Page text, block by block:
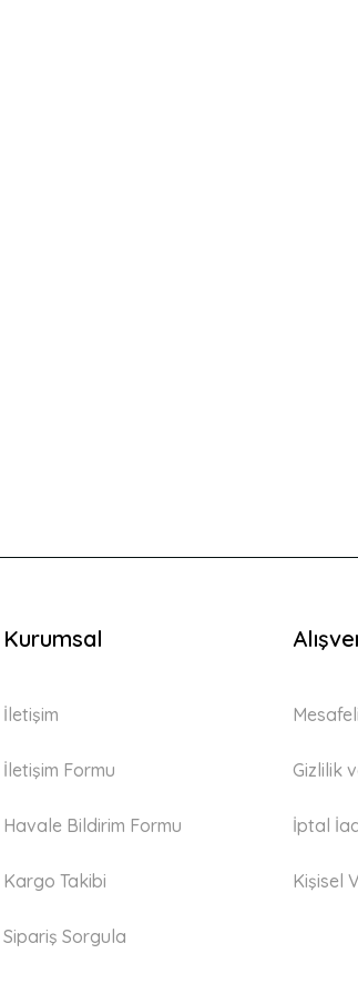
Kurumsal
İletişim
İletişim Formu
Havale Bildirim Formu
Kargo Takibi
Sipariş Sorgula
Gizlilik
İptal
Kişisel